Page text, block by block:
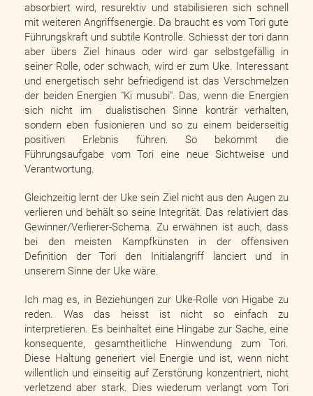
absorbiert wird, resurektiv und stabilisieren sich schnell
mit weiteren Angriffsenergie. Da braucht es vom Tori gute
Führungskraft und subtile Kontrolle. Schiesst der tori dann
aber übers Ziel hinaus oder wird gar selbstgefällig in
seiner Rolle, oder schwach, wird er zum Uke. Interessant
und energetisch sehr befriedigend ist das Verschmelzen
der beiden Energien "Ki musubi". Das, wenn die Energien
sich nicht im dualistischen Sinne konträr verhalten,
sondern eben fusionieren und so zu einem beiderseitig
positiven Erlebnis führen. So bekommt die
Führungsaufgabe vom Tori eine neue Sichtweise und
Verantwortung.
Gleichzeitig lernt der Uke sein Ziel nicht aus den Augen zu
verlieren und behält so seine Integrität. Das relativiert das
Gewinner/Verlierer-Schema. Zu erwähnen ist auch, dass
bei den meisten Kampfkünsten in der offensiven
Definition der Tori den Initialangriff lanciert und in
unserem Sinne der Uke wäre.
Ich mag es, in Beziehungen zur Uke-Rolle von Higabe zu
reden. Was das heisst ist nicht so einfach zu
interpretieren. Es beinhaltet eine Hingabe zur Sache, eine
konsequente, gesamtheitliche Hinwendung zum Tori.
Diese Haltung generiert viel Energie und ist, wenn nicht
willentlich und einseitig auf Zerstörung konzentriert, nicht
verletzend aber stark. Dies wiederum verlangt vom Tori